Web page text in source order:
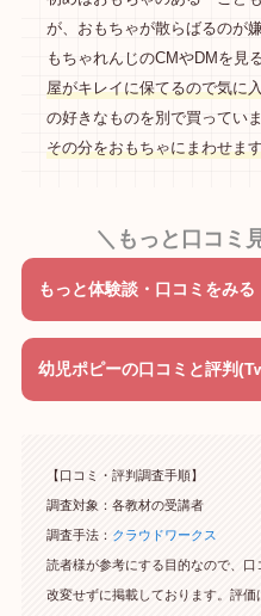
が、おもちゃが散らばるのが
もちゃれんじのCMやDMを見
屋がキレイに保てるので気に
の好きなものを別で買っていま
その分をおもちゃにまわせま
＼もっと口コミ
もっと体験談・口コミをみる
幼児ポピーの口コミと評判
【口コミ・評判調査手順】
調査対象：各教材の受講者
調査手法： クラウドワークス
読者様が参考にする目的なので、
改変せずに掲載しております。評